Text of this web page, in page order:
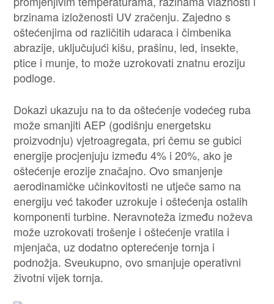
brzinama izloženosti UV zračenju. Zajedno s
oštećenjima od različitih udaraca i čimbenika
abrazije, uključujući kišu, prašinu, led, insekte,
ptice i munje, to može uzrokovati znatnu eroziju
podloge.
Dokazi ukazuju na to da oštećenje vodećeg ruba
može smanjiti AEP (godišnju energetsku
proizvodnju) vjetroagregata, pri čemu se gubici
energije procjenjuju između 4% i 20%, ako je
oštećenje erozije značajno. Ovo smanjenje
aerodinamičke učinkovitosti ne utječe samo na
energiju već također uzrokuje i oštećenja ostalih
komponenti turbine. Neravnoteža između noževa
može uzrokovati trošenje i oštećenje vratila i
mjenjača, uz dodatno opterećenje tornja i
podnožja. Sveukupno, ovo smanjuje operativni
životni vijek tornja.